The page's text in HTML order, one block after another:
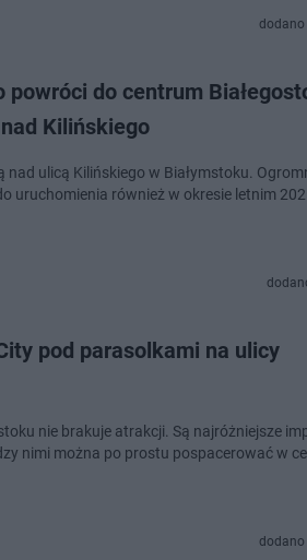
dodano
powróci do centrum
Kilińskiego
ulicą Kilińskiego w Białymstoku.
uruchomienia również w okresie letnim
pod parasolkami na ulicy
nie brakuje atrakcji. Są najróżniejsze
nimi można po prostu pospacerować w